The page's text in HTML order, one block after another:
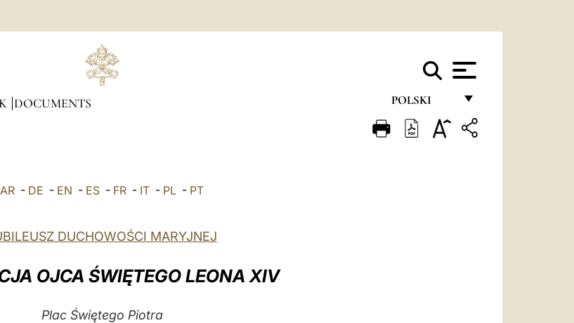
POLSKI
FRANÇAIS
DOCUMENTS
AR - DE - EN - ES - FR - IT - PL - PT
DUCHOWOŚCI MARYJNEJ
OJCA ŚWIĘTEGO LEONA XIV
Plac Świętego Piotra